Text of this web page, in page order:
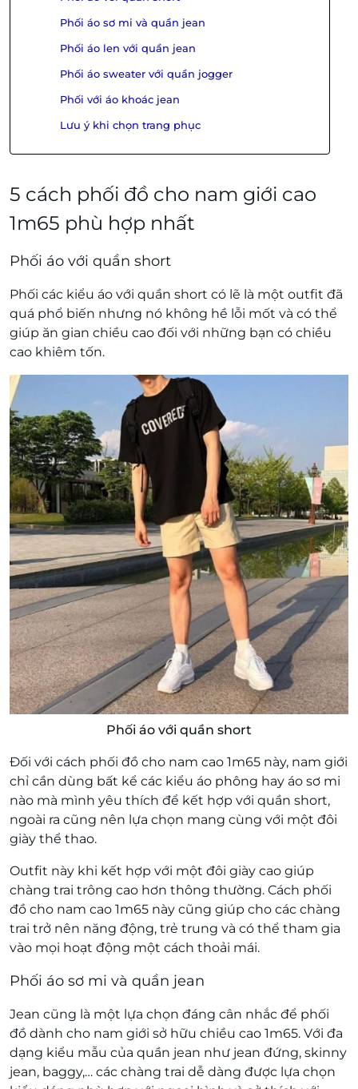
Phối áo sơ mi và quần jean
Phối áo len với quần jean
Phối áo sweater với quần jogger
Phối với áo khoác jean
Lưu ý khi chọn trang phục
5 cách phối đồ cho nam giới cao
1m65 phù hợp nhất
Phối áo với quần short
Phối các kiểu áo với quần short có lẽ là một outfit đã
quá phổ biến nhưng nó không hề lỗi mốt và có thể
giúp ăn gian chiều cao đối với những bạn có chiều
cao khiêm tốn.
Phối áo với quần short
Đối với cách phối đồ cho nam cao 1m65 này, nam giới
chỉ cần dùng bất kể các kiểu áo phông hay áo sơ mi
nào mà mình yêu thích để kết hợp với quần short,
ngoài ra cũng nên lựa chọn mang cùng với một đôi
giày thể thao.
Outfit này khi kết hợp với một đôi giày cao giúp
chàng trai trông cao hơn thông thường. Cách phối
đồ cho nam cao 1m65 này cũng giúp cho các chàng
trai trở nên năng động, trẻ trung và có thể tham gia
vào mọi hoạt động một cách thoải mái.
Phối áo sơ mi và quần jean
Jean cũng là một lựa chọn đáng cân nhắc để phối
đồ dành cho nam giới sở hữu chiều cao 1m65. Với đa
dạng kiểu mẫu của quần jean như jean đứng, skinny
jean, baggy,… các chàng trai dễ dàng được lựa chọn